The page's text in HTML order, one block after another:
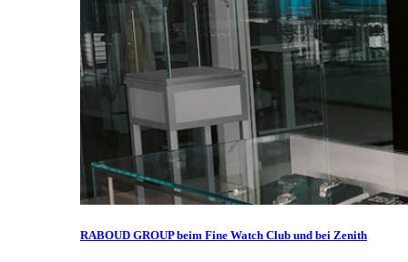
RABOUD GROUP beim Fine Watch Club und bei Zenith